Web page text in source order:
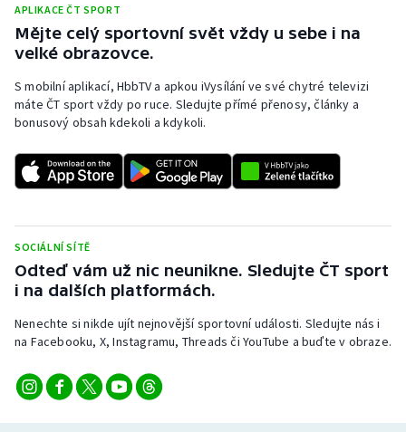
APLIKACE ČT SPORT
Mějte celý sportovní svět vždy u sebe i na
velké obrazovce.
S mobilní aplikací, HbbTV a apkou iVysílání ve své chytré televizi
máte ČT sport vždy po ruce. Sledujte přímé přenosy, články a
bonusový obsah kdekoli a kdykoli.
SOCIÁLNÍ SÍTĚ
Odteď vám už nic neunikne. Sledujte ČT sport
i na dalších platformách.
Nenechte si nikde ujít nejnovější sportovní události. Sledujte nás i
na Facebooku, X, Instagramu, Threads či YouTube a buďte v obraze.